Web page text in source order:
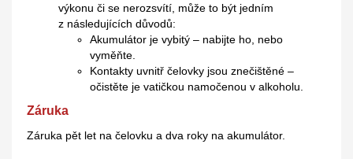
výkonu či se nerozsvítí, může to být jedním
z následujících důvodů:
Akumulátor je vybitý – nabijte ho, nebo
vyměňte.
Kontakty uvnitř čelovky jsou znečištěné –
očistěte je vatičkou namočenou v alkoholu.
Záruka
Záruka pět let na čelovku a dva roky na akumulátor.